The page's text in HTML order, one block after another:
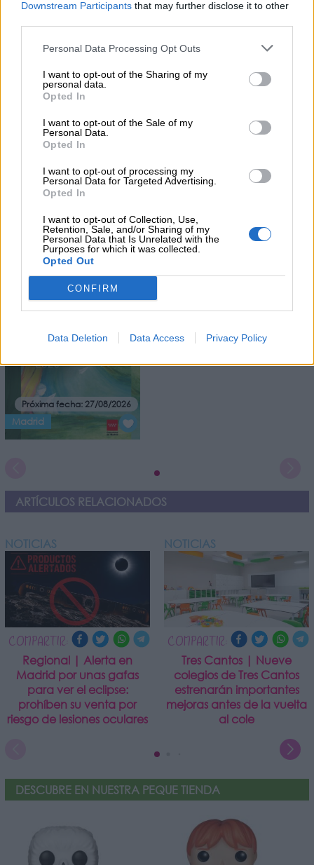
Downstream Participants that may further disclose it to other
Personal Data Processing Opt Outs
I want to opt-out of the Sharing of my
personal data.
Opted In
I want to opt-out of the Sale of my
Personal Data.
Opted In
I want to opt-out of processing my
Personal Data for Targeted Advertising.
Opted In
I want to opt-out of Collection, Use,
Retention, Sale, and/or Sharing of my
Personal Data that Is Unrelated with the
Purposes for which it was collected.
Opted Out
CONFIRM
Data Deletion Data Access Privacy Policy
¿Qué te ha parecido? Comparte tu opinión:
Sólo los usuarios registrados pueden escribir comentarios
He leído y acepto lascondiciones y la política de privacidad
OTROS EVENTOS QUE TE PUEDEN INTERESAR
Infantil y Juvenil
Próxima fecha: 27/08/2026
Madrid
ARTÍCULOS RELACIONADOS
NOTICIAS
COMPARTIR:
Regional | Alerta en
Madrid por unas gafas
para ver el eclipse:
prohíben su venta por
riesgo de lesiones oculares
NOTICIAS
COMPARTIR:
Tres Cantos | Nueve
colegios de Tres Cantos
estrenarán importantes
mejoras antes de la vuelta
al cole
DESCUBRE EN NUESTRA PEQUE TIENDA